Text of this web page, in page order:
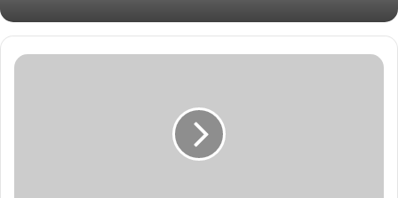
أربيلوا